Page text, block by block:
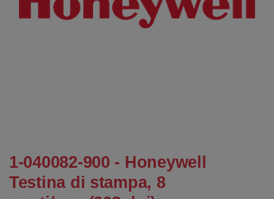
1-040082-900 - Honeywell
Testina di stampa, 8